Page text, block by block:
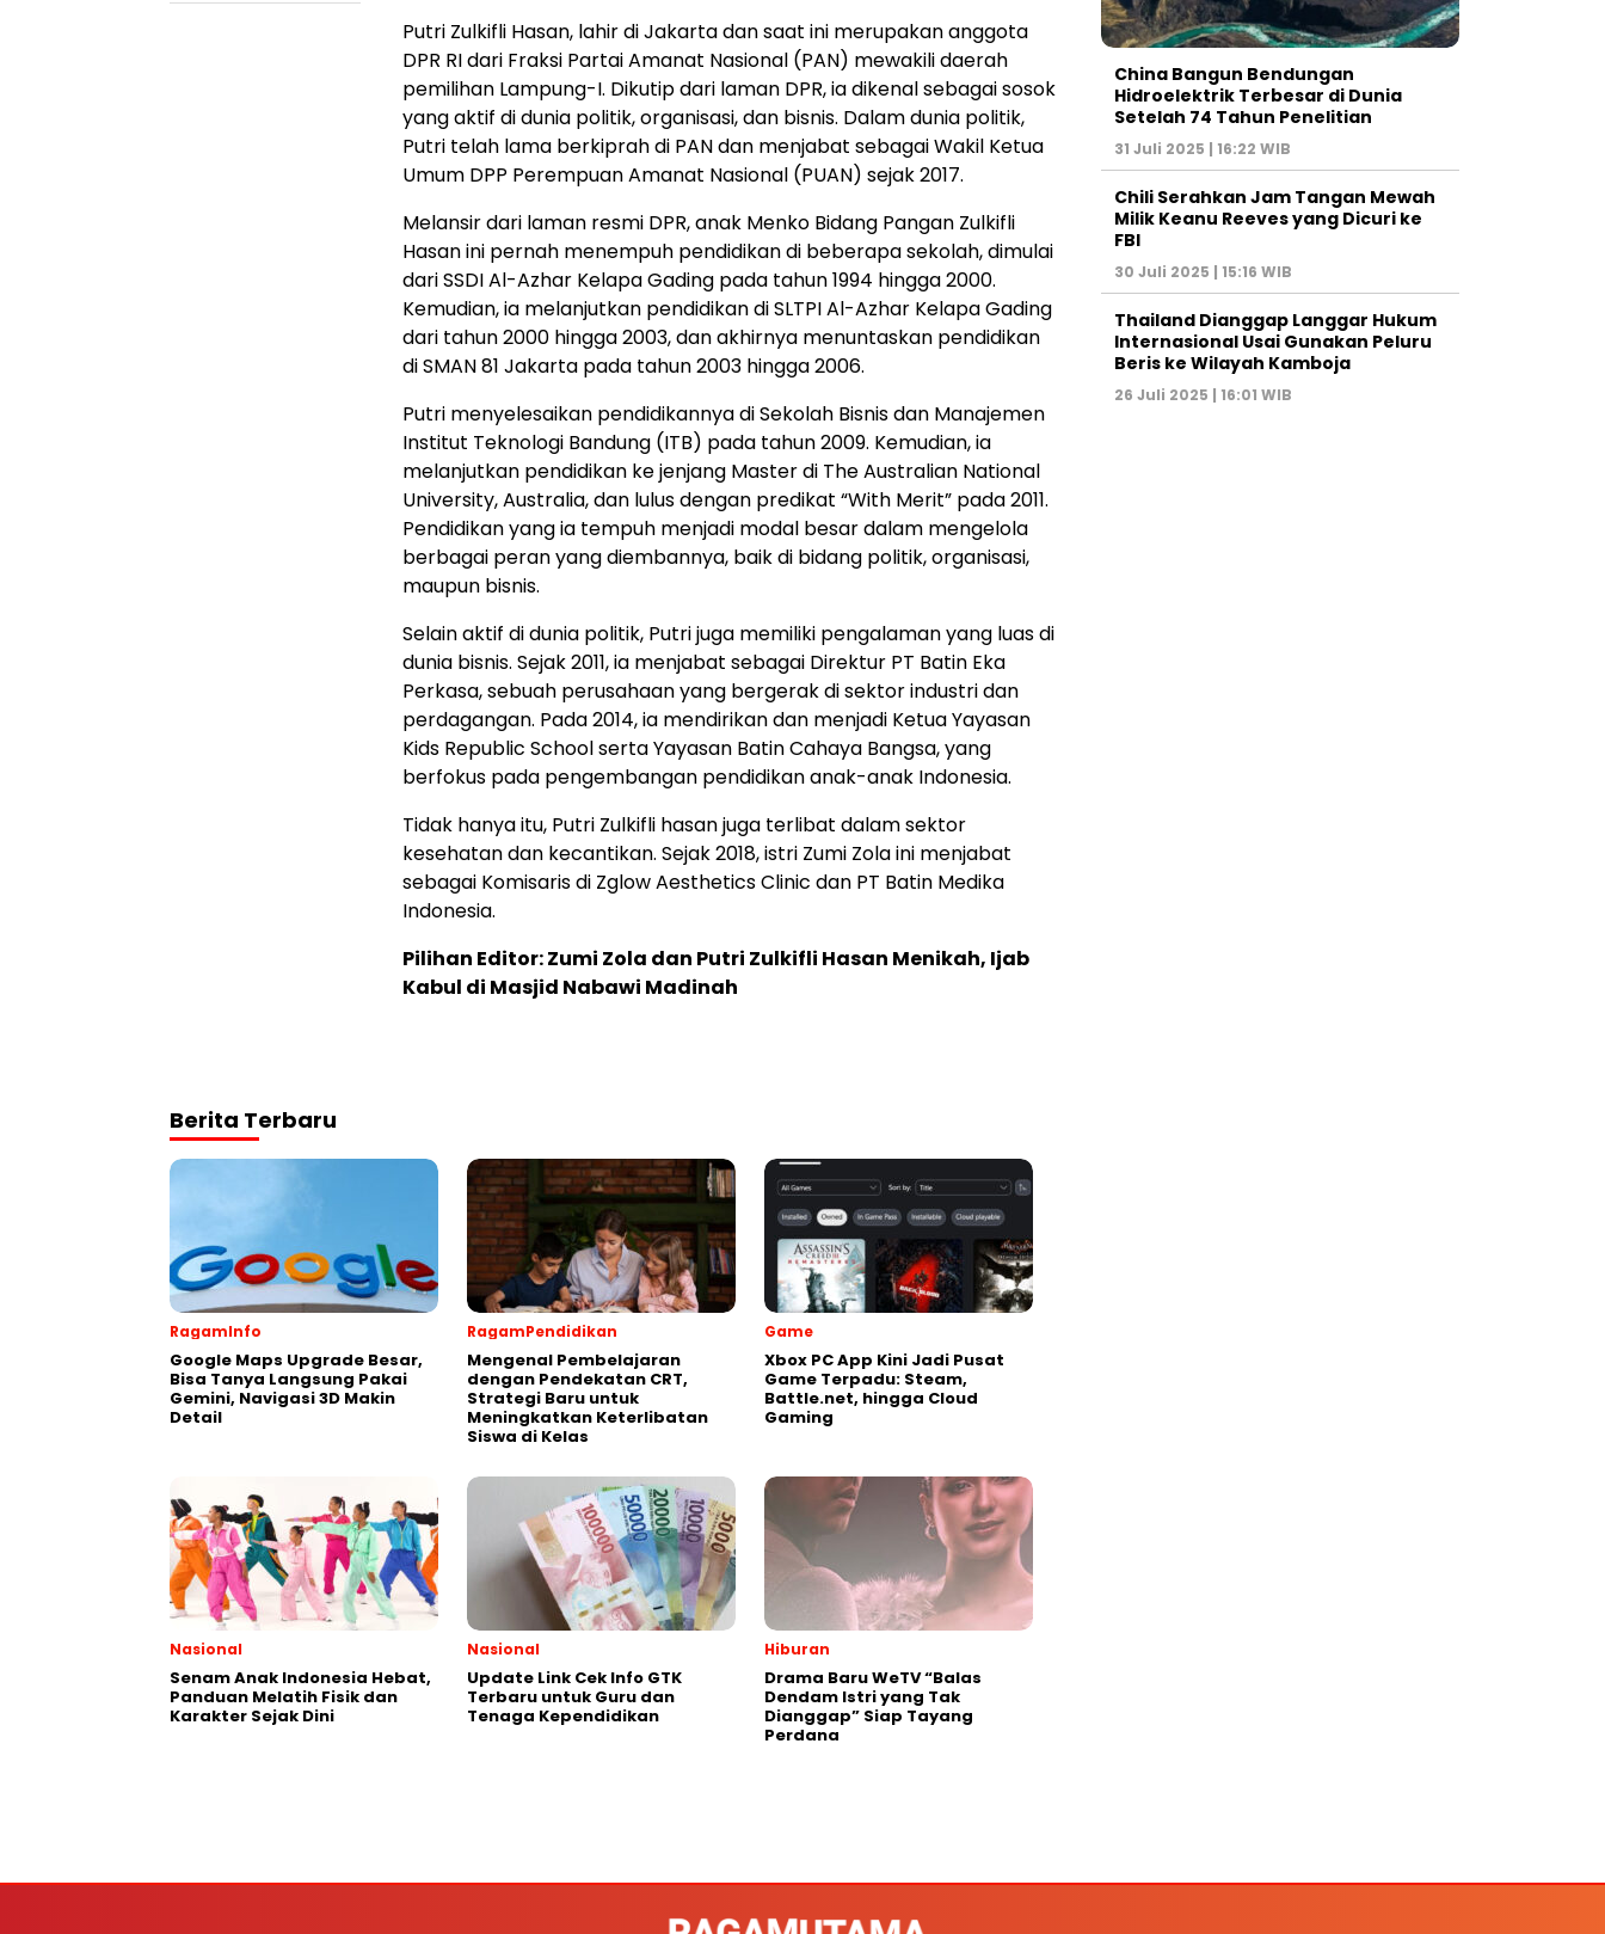
Putri Zulkifli Hasan, lahir di Jakarta dan saat ini merupakan anggota
DPR RI dari Fraksi Partai Amanat Nasional (PAN) mewakili daerah
pemilihan Lampung-I. Dikutip dari laman DPR, ia dikenal sebagai sosok
yang aktif di dunia politik, organisasi, dan bisnis. Dalam dunia politik,
Putri telah lama berkiprah di PAN dan menjabat sebagai Wakil Ketua
Umum DPP Perempuan Amanat Nasional (PUAN) sejak 2017.
Melansir dari laman resmi DPR, anak Menko Bidang Pangan Zulkifli
Hasan ini pernah menempuh pendidikan di beberapa sekolah, dimulai
dari SSDI Al-Azhar Kelapa Gading pada tahun 1994 hingga 2000.
Kemudian, ia melanjutkan pendidikan di SLTPI Al-Azhar Kelapa Gading
dari tahun 2000 hingga 2003, dan akhirnya menuntaskan pendidikan
di SMAN 81 Jakarta pada tahun 2003 hingga 2006.
Putri menyelesaikan pendidikannya di Sekolah Bisnis dan Manajemen
Institut Teknologi Bandung (ITB) pada tahun 2009. Kemudian, ia
melanjutkan pendidikan ke jenjang Master di The Australian National
University, Australia, dan lulus dengan predikat “With Merit” pada 2011.
Pendidikan yang ia tempuh menjadi modal besar dalam mengelola
berbagai peran yang diembannya, baik di bidang politik, organisasi,
maupun bisnis.
Selain aktif di dunia politik, Putri juga memiliki pengalaman yang luas di
dunia bisnis. Sejak 2011, ia menjabat sebagai Direktur PT Batin Eka
Perkasa, sebuah perusahaan yang bergerak di sektor industri dan
perdagangan. Pada 2014, ia mendirikan dan menjadi Ketua Yayasan
Kids Republic School serta Yayasan Batin Cahaya Bangsa, yang
berfokus pada pengembangan pendidikan anak-anak Indonesia.
Tidak hanya itu, Putri Zulkifli hasan juga terlibat dalam sektor
kesehatan dan kecantikan. Sejak 2018, istri Zumi Zola ini menjabat
sebagai Komisaris di Zglow Aesthetics Clinic dan PT Batin Medika
Indonesia.
Pilihan Editor: Zumi Zola dan Putri Zulkifli Hasan Menikah, Ijab
Kabul di Masjid Nabawi Madinah
Berita Terbaru
RagamInfo
Google Maps Upgrade Besar,
Bisa Tanya Langsung Pakai
Gemini, Navigasi 3D Makin
Detail
RagamPendidikan
Mengenal Pembelajaran
dengan Pendekatan CRT,
Strategi Baru untuk
Meningkatkan Keterlibatan
Siswa di Kelas
Game
Xbox PC App Kini Jadi Pusat
Game Terpadu: Steam,
Battle.net, hingga Cloud
Gaming
Nasional
Senam Anak Indonesia Hebat,
Panduan Melatih Fisik dan
Karakter Sejak Dini
Nasional
Update Link Cek Info GTK
Terbaru untuk Guru dan
Tenaga Kependidikan
Hiburan
Drama Baru WeTV “Balas
Dendam Istri yang Tak
Dianggap” Siap Tayang
Perdana
China Bangun Bendungan
Hidroelektrik Terbesar di Dunia
Setelah 74 Tahun Penelitian
31 Juli 2025 | 16:22 WIB
Chili Serahkan Jam Tangan Mewah
Milik Keanu Reeves yang Dicuri ke
FBI
30 Juli 2025 | 15:16 WIB
Thailand Dianggap Langgar Hukum
Internasional Usai Gunakan Peluru
Beris ke Wilayah Kamboja
26 Juli 2025 | 16:01 WIB